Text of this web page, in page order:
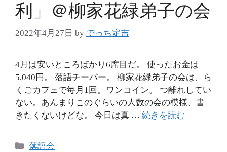
利」＠柳家花緑弟子の会
2022年4月27日 by でっち定吉
4月は安いところばかり6席目だ。 使ったお金は
5,040円。 落語チーパー。 柳家花緑弟子の会は、ら
くごカフェで毎月1回。ワンコイン。 つ離れしてい
ない。あんまりこのぐらいの人数の会の模様、書
きたくないけどな。 今日は真 … 続きを読む
カ
落語会